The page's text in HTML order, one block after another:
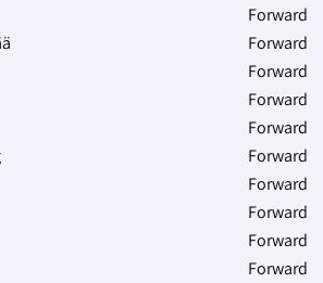
Forward
Forward
Forward
Forward
Forward
Forward
Forward
Forward
Forward
Forward